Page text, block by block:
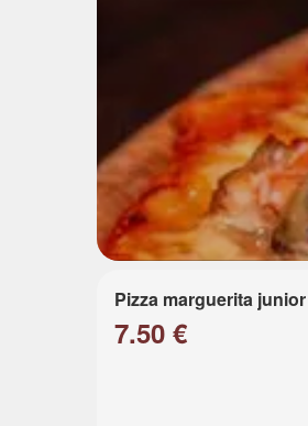
Pizza marguerita junior
7.50 €